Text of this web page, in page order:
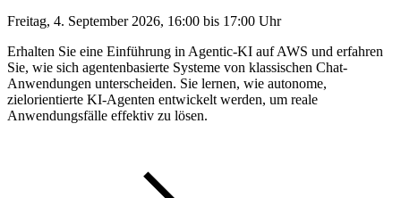
Freitag, 4. September 2026, 16:00 bis 17:00 Uhr
Erhalten Sie eine Einführung in Agentic-KI auf AWS und erfahren
Sie, wie sich agentenbasierte Systeme von klassischen Chat-
Anwendungen unterscheiden. Sie lernen, wie autonome,
zielorientierte KI-Agenten entwickelt werden, um reale
Anwendungsfälle effektiv zu lösen.